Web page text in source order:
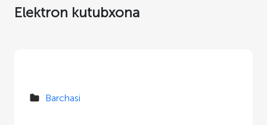
Elektron kutubxona
Barchasi